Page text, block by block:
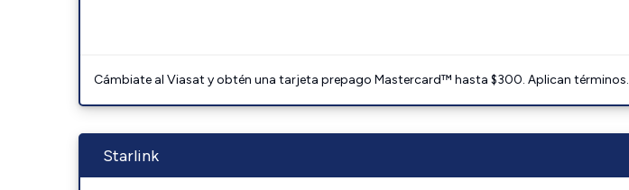
Cámbiate al Viasat y obtén una tarjeta prepago Mastercard™ hasta $300. Aplican términos.
Starlink